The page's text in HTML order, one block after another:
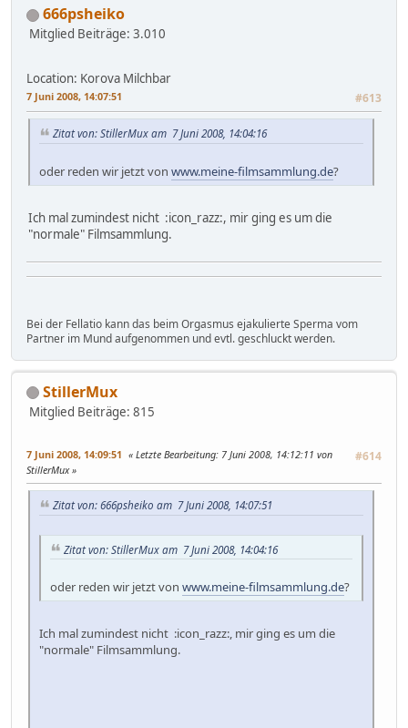
666psheiko
Mitglied Beiträge: 3.010
Location: Korova Milchbar
7 Juni 2008, 14:07:51 #613
Zitat von: StillerMux am 7 Juni 2008, 14:04:16
oder reden wir jetzt von www.meine-filmsammlung.de?
Ich mal zumindest nicht :icon_razz:, mir ging es um die
"normale" Filmsammlung.
Bei der Fellatio kann das beim Orgasmus ejakulierte Sperma vom
Partner im Mund aufgenommen und evtl. geschluckt werden.
StillerMux
Mitglied Beiträge: 815
7 Juni 2008, 14:09:51 #614
Letzte Bearbeitung: 7 Juni 2008, 14:12:11 von
StillerMux
Zitat von: 666psheiko am 7 Juni 2008, 14:07:51
Zitat von: StillerMux am 7 Juni 2008, 14:04:16
oder reden wir jetzt von www.meine-filmsammlung.de?
Ich mal zumindest nicht :icon_razz:, mir ging es um die
"normale" Filmsammlung.